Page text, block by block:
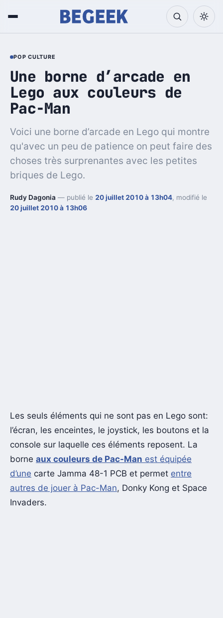
POP CULTURE
Une borne d’arcade en
Lego aux couleurs de
Pac-Man
Voici une borne d’arcade en Lego qui montre
qu'avec un peu de patience on peut faire des
choses très surprenantes avec les petites
briques de Lego.
Rudy Dagonia — publié le 20 juillet 2010 à 13h04, modifié le
20 juillet 2010 à 13h06
Les seuls éléments qui ne sont pas en Lego sont:
l’écran, les enceintes, le joystick, les boutons et la
console sur laquelle ces éléments reposent. La
borne aux couleurs de Pac-Man est équipée
d’une carte Jamma 48-1 PCB et permet entre
autres de jouer à Pac-Man, Donky Kong et Space
Invaders.